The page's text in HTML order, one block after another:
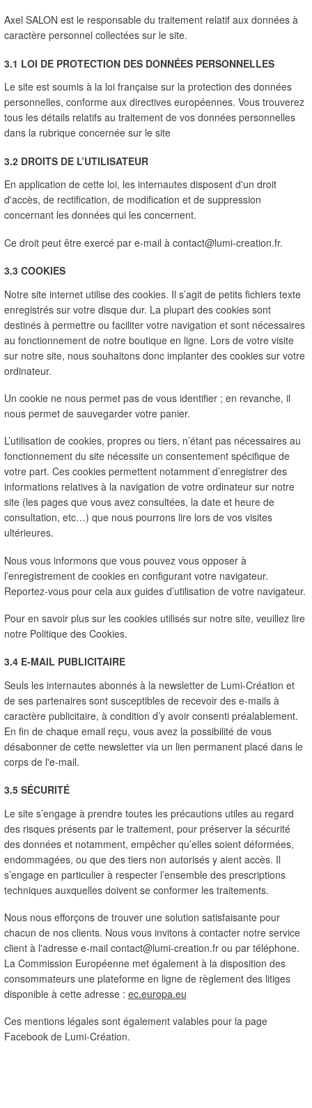
Axel SALON est le responsable du traitement relatif aux données à
caractère personnel collectées sur le site.
3.1 LOI DE PROTECTION DES DONNÉES PERSONNELLES
Le site est soumis à la loi française sur la protection des données
personnelles, conforme aux directives européennes. Vous trouverez
tous les détails relatifs au traitement de vos données personnelles
dans la rubrique concernée sur le site
3.2 DROITS DE L’UTILISATEUR
En application de cette loi, les internautes disposent d'un droit
d'accès, de rectification, de modification et de suppression
concernant les données qui les concernent.
Ce droit peut être exercé par e-mail à contact@lumi-creation.fr.
3.3 COOKIES
Notre site internet utilise des cookies. Il s’agit de petits fichiers texte
enregistrés sur votre disque dur. La plupart des cookies sont
destinés à permettre ou faciliter votre navigation et sont nécessaires
au fonctionnement de notre boutique en ligne. Lors de votre visite
sur notre site, nous souhaitons donc implanter des cookies sur votre
ordinateur.
Un cookie ne nous permet pas de vous identifier ; en revanche, il
nous permet de sauvegarder votre panier.
L’utilisation de cookies, propres ou tiers, n’étant pas nécessaires au
fonctionnement du site nécessite un consentement spécifique de
votre part. Ces cookies permettent notamment d’enregistrer des
informations relatives à la navigation de votre ordinateur sur notre
site (les pages que vous avez consultées, la date et heure de
consultation, etc…) que nous pourrons lire lors de vos visites
ultérieures.
Nous vous informons que vous pouvez vous opposer à
l’enregistrement de cookies en configurant votre navigateur.
Reportez-vous pour cela aux guides d’utilisation de votre navigateur.
Pour en savoir plus sur les cookies utilisés sur notre site, veuillez lire
notre Politique des Cookies.
3.4 E-MAIL PUBLICITAIRE
Seuls les internautes abonnés à la newsletter de Lumi-Création et
de ses partenaires sont susceptibles de recevoir des e-mails à
caractère publicitaire, à condition d’y avoir consenti préalablement.
En fin de chaque email reçu, vous avez la possibilité de vous
désabonner de cette newsletter via un lien permanent placé dans le
corps de l'e-mail.
3.5 SÉCURITÉ
Le site s’engage à prendre toutes les précautions utiles au regard
des risques présents par le traitement, pour préserver la sécurité
des données et notamment, empêcher qu’elles soient déformées,
endommagées, ou que des tiers non autorisés y aient accès. Il
s’engage en particulier à respecter l’ensemble des prescriptions
techniques auxquelles doivent se conformer les traitements.
Nous nous efforçons de trouver une solution satisfaisante pour
chacun de nos clients. Nous vous invitons à contacter notre service
client à l'adresse e-mail contact@lumi-creation.fr ou par téléphone.
La Commission Européenne met également à la disposition des
consommateurs une plateforme en ligne de règlement des litiges
disponible à cette adresse : ec.europa.eu
Ces mentions légales sont également valables pour la page
Facebook de Lumi-Création.